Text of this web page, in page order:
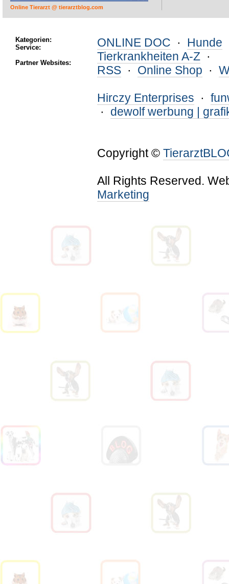
Online Tierarzt @ tierarztblog.com
Kategorien:
Service:
Partner Websites:
ONLINE DOC · Hunde
Tierkrankheiten A-Z ·
RSS · Online Shop ·
Hirczy Enterprises ·
· dewolf werbung |
Copyright ©
All Rights Reserved.
Marketing